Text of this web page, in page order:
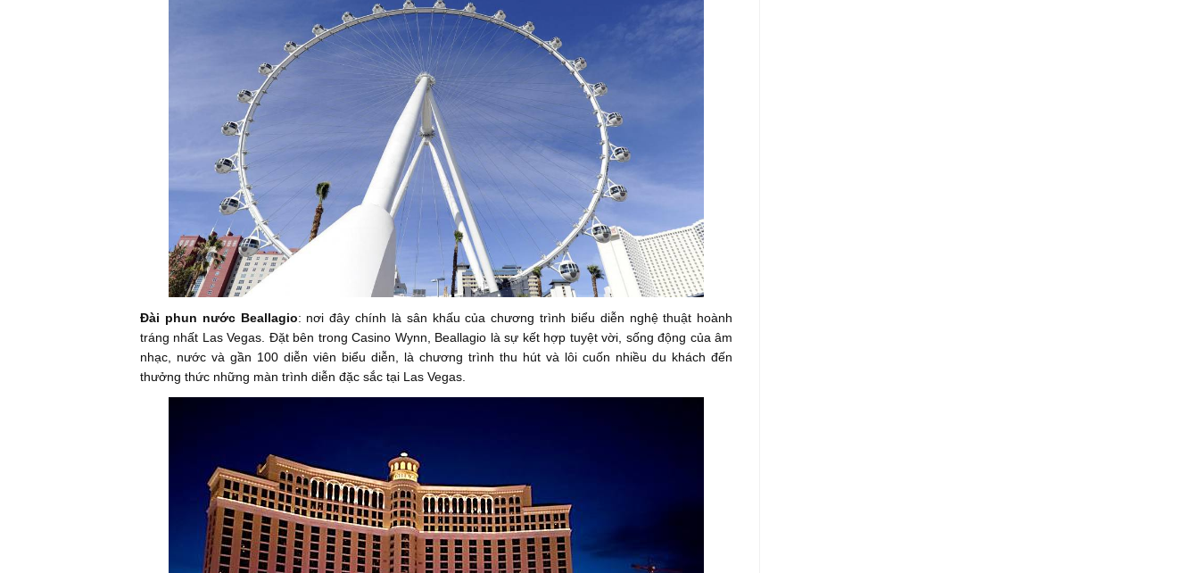
Đài phun nước Beallagio: nơi đây chính là sân khấu của chương trình biểu diễn nghệ thuật hoành
tráng nhất Las Vegas. Đặt bên trong Casino Wynn, Beallagio là sự kết hợp tuyệt vời, sống động của âm
nhạc, nước và gần 100 diễn viên biểu diễn, là chương trình thu hút và lôi cuốn nhiều du khách đến
thưởng thức những màn trình diễn đặc sắc tại Las Vegas.